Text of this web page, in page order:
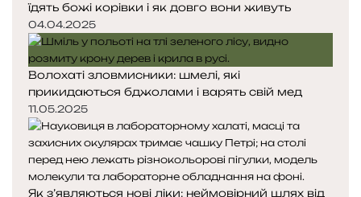
їдять божі корівки і як довго вони живуть
04.04.2025
Волохаті зловмисники: шмелі, які
прикидаються бджолами і варять свій мед
11.05.2025
Як з’являються нові ліки: неймовірний шлях від